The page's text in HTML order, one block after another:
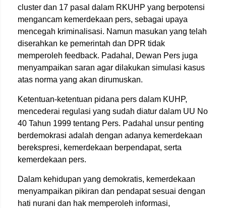
cluster dan 17 pasal dalam RKUHP yang berpotensi
mengancam kemerdekaan pers, sebagai upaya
mencegah kriminalisasi. Namun masukan yang telah
diserahkan ke pemerintah dan DPR tidak
memperoleh feedback. Padahal, Dewan Pers juga
menyampaikan saran agar dilakukan simulasi kasus
atas norma yang akan dirumuskan.
Ketentuan-ketentuan pidana pers dalam KUHP,
mencederai regulasi yang sudah diatur dalam UU No
40 Tahun 1999 tentang Pers. Padahal unsur penting
berdemokrasi adalah dengan adanya kemerdekaan
berekspresi, kemerdekaan berpendapat, serta
kemerdekaan pers.
Dalam kehidupan yang demokratis, kemerdekaan
menyampaikan pikiran dan pendapat sesuai dengan
hati nurani dan hak memperoleh informasi,